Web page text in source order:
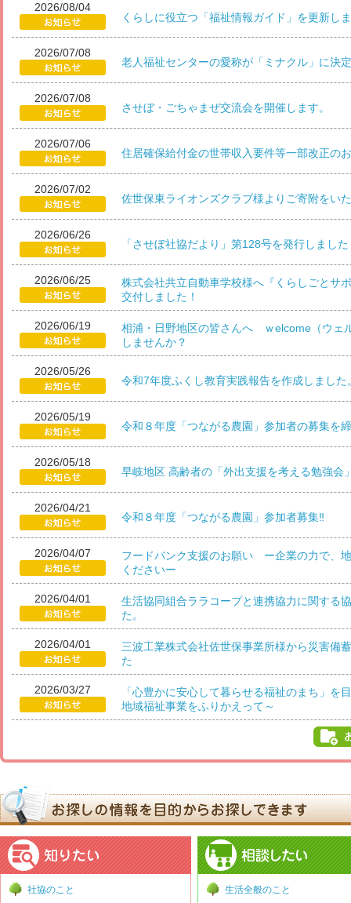
2026/08/04
くらしに役立つ「福祉情報ガイド」を更新し
2026/07/08
老人福祉センターの愛称が「ミナクル」に決
2026/07/08
させぼ・ごちゃまぜ交流会を開催します。
2026/07/06
住居確保給付金の世帯収入要件等一部改正の
2026/07/02
佐世保東ライオンズクラブ様よりご寄附をい
2026/06/26
「させぼ社協だより」第128号を発行しました
2026/06/25
株式会社共立自動車学校様へ『くらしごとサ
交付しました！
2026/06/19
相浦・日野地区の皆さんへ ｗelcome（ウェ
しませんか？
2026/05/26
令和7年度ふくし教育実践報告を作成しました
2026/05/19
令和８年度「つながる農園」参加者の募集を
2026/05/18
早岐地区 高齢者の「外出支援を考える勉強会
2026/04/21
令和８年度「つながる農園」参加者募集‼
2026/04/07
フードバンク支援のお願い ー企業の力で、
くださいー
2026/04/01
生活協同組合ララコープと連携協力に関する
た。
2026/04/01
三波工業株式会社佐世保事業所様から災害備
た
2026/03/27
「心豊かに安心して暮らせる福祉のまち」を
地域福祉事業をふりかえって～
社協のこと
生活全般のこと